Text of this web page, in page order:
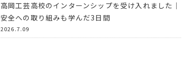
高岡工芸高校のインターンシップを受け入れました｜
安全への取り組みも学んだ3日間
2026.7.09